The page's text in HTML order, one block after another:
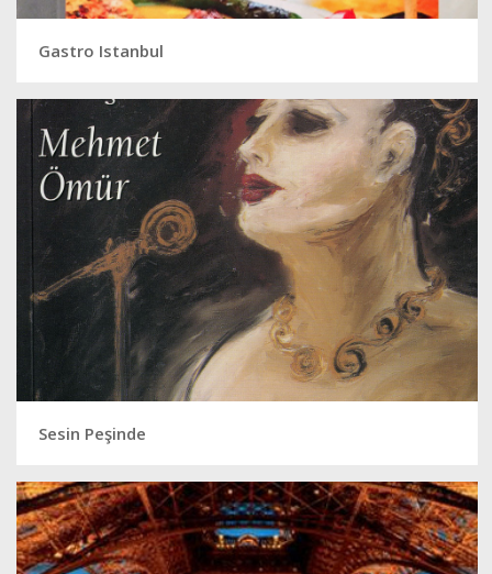
Gastro Istanbul
Sesin Peşinde